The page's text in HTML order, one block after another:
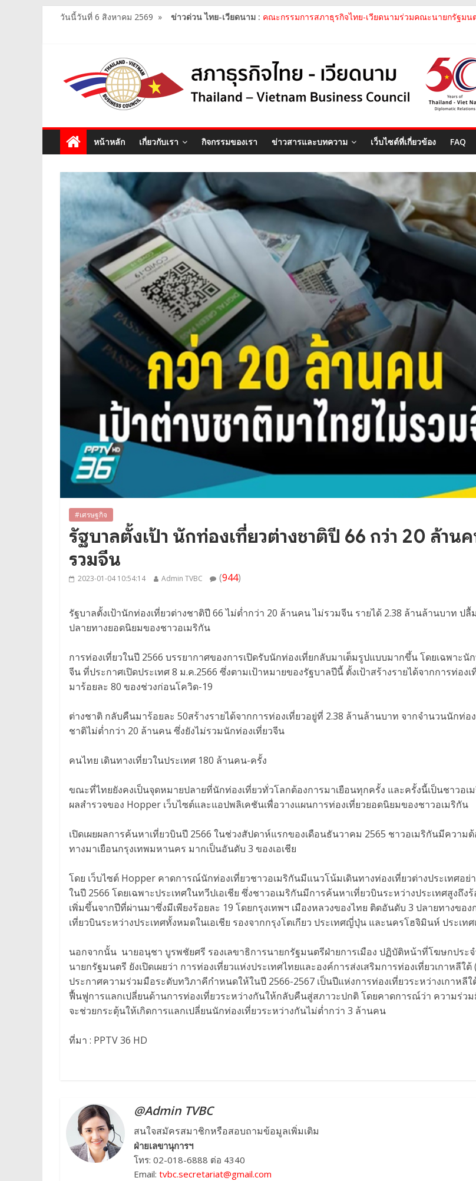
วันนี้วันที่ 6 สิงหาคม 2569 » ข่าวด่วน ไทย-เวียดนาม : สภาธุรกิจไทย-เวียดนาม เข้าร่วมงานสัมมนา "Investment
คณะกรรมการสภาธุรกิจไทย-เวียดนาม ประชุมหารือร่วมกั
คณะกรรมการสภาธุรกิจไทย-เวียดนาม เข้าร่วมงานวันคล้า
หน้าหลัก เกี่ยวกับเรา กิจกรรมของเรา ข่าวสารและบทความ เว็บไซต์ที่เกี่ยวข้อง FAQ
#เศรษฐกิจ
รัฐบาลตั้งเป้า นักท่องเที่ยวต่างชาติปี 66 กว่า 20 ล้าน
รวมจีน
2023-01-04 10:54:14 Admin TVBC (944)
รัฐบาลตั้งเป้านักท่องเที่ยวต่างชาติปี 66 ไม่ต่ำกว่า 20 ล้านคน ไม่รวมจีน รายได้ 2.38 ล้านล้านบาท ป
ปลายทางยอดนิยมของชาวอเมริกัน
การท่องเที่ยวในปี 2566 บรรยากาศของการเปิดรับนักท่องเที่ยกลับมาเต็มรูปแบบมากขึ้น โดยเฉพาะนั
จีน ที่ประกาศเปิดประเทศ 8 ม.ค.2566 ซึ่งตามเป้าหมายของรัฐบาลปีนี้ ตั้งเป้าสร้างรายได้จากการท่อง
มาร้อยละ 80 ของช่วงก่อนโควิด-19
ต่างชาติ กลับคืนมาร้อยละ 50สร้างรายได้จากการท่องเที่ยวอยู่ที่ 2.38 ล้านล้านบาท จากจำนวนนักท่อง
ชาติไม่ต่ำกว่า 20 ล้านคน ซึ่งยังไม่รวมนักท่องเที่ยวจีน
คนไทย เดินทางเที่ยวในประเทศ 180 ล้านคน-ครั้ง
ขณะที่ไทยยังคงเป็นจุดหมายปลายที่นักท่องเที่ยวทั่วโลกต้องการมาเยือนทุกครั้ง และครั้งนี้เป็นชาวอเ
ผลสำรวจของ Hopper เว็บไซต์และแอปพลิเคชันเพื่อวางแผนการท่องเที่ยวยอดนิยมของชาวอเมริกัน
เปิดเผยผลการค้นหาเที่ยวบินปี 2566 ในช่วงสัปดาห์แรกของเดือนธันวาคม 2565 ชาวอเมริกันมีความต้
ทางมาเยือนกรุงเทพมหานคร มากเป็นอันดับ 3 ของเอเชีย
โดย เว็บไซต์ Hopper คาดการณ์นักท่องเที่ยวชาวอเมริกันมีแนวโน้มเดินทางท่องเที่ยวต่างประเทศอย่
ในปี 2566 โดยเฉพาะประเทศในทวีปเอเชีย ซึ่งชาวอเมริกันมีการค้นหาเที่ยวบินระหว่างประเทศสูงถึง
เพิ่มขึ้นจากปีที่ผ่านมาซึ่งมีเพียงร้อยละ 19 โดยกรุงเทพฯ เมืองหลวงของไทย ติดอันดับ 3 ปลายทางขอ
เที่ยวบินระหว่างประเทศทั้งหมดในเอเชีย รองจากกรุงโตเกียว ประเทศญี่ปุ่น และนครโฮจิมินห์ ประเทศ
นอกจากนั้น นายอนุชา บูรพชัยศรี รองเลขาธิการนายกรัฐมนตรีฝ่ายการเมือง ปฏิบัติหน้าที่โฆษกประ
นายกรัฐมนตรี ยังเปิดเผยว่า การท่องเที่ยวแห่งประเทศไทยและองค์การส่งเสริมการท่องเที่ยวเกาหลีใต้
ประกาศความร่วมมือระดับทวิภาคีกำหนดให้ในปี 2566-2567 เป็นปีแห่งการท่องเที่ยวระหว่างเกาหลีใ
ฟื้นฟูการแลกเปลี่ยนด้านการท่องเที่ยวระหว่างกันให้กลับคืนสู่สภาวะปกติ โดยคาดการณ์ว่า ความร่ว
จะช่วยกระตุ้นให้เกิดการแลกเปลี่ยนนักท่องเที่ยวระหว่างกันไม่ต่ำกว่า 3 ล้านคน
ที่มา : PPTV 36 HD
@Admin TVBC
สนใจสมัครสมาชิกหรือสอบถามข้อมูลเพิ่มเติม
ฝ่ายเลขานุการฯ
โทร: 02-018-6888 ต่อ 4340
Email: tvbc.secretariat@gmail.com